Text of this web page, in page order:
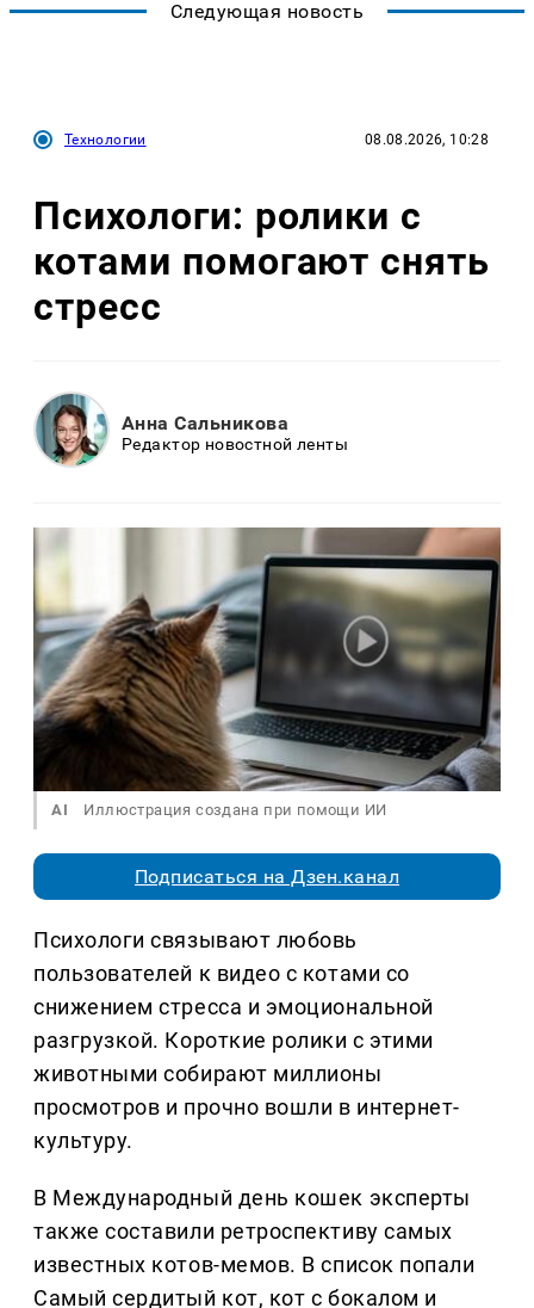
Следующая новость
Технологии 08.08.2026, 10:28
Психологи: ролики с
котами помогают снять
стресс
Анна Сальникова
Редактор новостной ленты
AI Иллюстрация создана при помощи ИИ
Подписаться на Дзен.канал
Психологи связывают любовь
пользователей к видео с котами со
снижением стресса и эмоциональной
разгрузкой. Короткие ролики с этими
животными собирают миллионы
просмотров и прочно вошли в интернет-
культуру.
В Международный день кошек эксперты
также составили ретроспективу самых
известных котов-мемов. В список попали
Самый сердитый кот, кот с бокалом и